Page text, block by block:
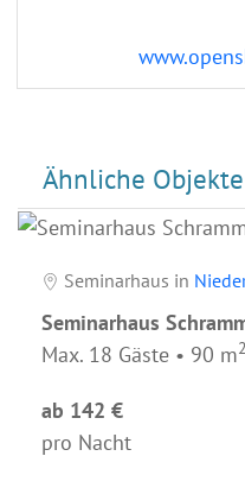
Ähnliche
Seminarhaus in
Seminarhaus
Max. 18 Gäste • 90 m2
ab 142 €
pro Nacht